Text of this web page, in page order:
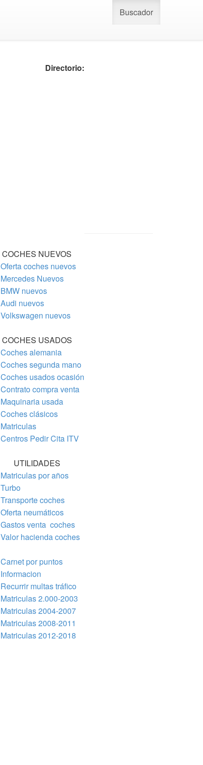
Buscador
Directorio:
COCHES NUEVOS
Oferta coches nuevos
Mercedes Nuevos
BMW nuevos
Audi nuevos
Volkswagen nuevos
COCHES USADOS
Coches alemania
Coches segunda mano
Coches usados ocasión
Contrato compra venta
Maquinaria usada
Coches clásicos
Matriculas
Centros Pedir Cita ITV
UTILIDADES
Matriculas por años
Turbo
Transporte coches
Oferta neumáticos
Gastos venta coches
Valor hacienda coches
Carnet por puntos
Informacion
Recurrir multas tráfico
Matriculas 2.000-2003
Matriculas 2004-2007
Matriculas 2008-2011
Matriculas 2012-2018